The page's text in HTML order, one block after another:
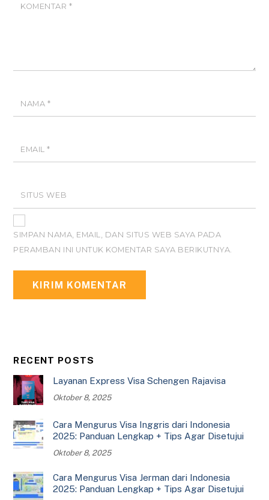
KOMENTAR*
NAMA *
EMAIL*
SITUS WEB
SIMPAN NAMA, EMAIL, DAN SITUS WEB SAYA PADA
PERAMBAN INI UNTUK KOMENTAR SAYA BERIKUTNYA.
RECENT POSTS
Layanan Express Visa Schengen Rajavisa
Oktober 8, 2025
Cara Mengurus Visa Inggris dari Indonesia
2025: Panduan Lengkap + Tips Agar Disetujui
Oktober 8, 2025
Cara Mengurus Visa Jerman dari Indonesia
2025: Panduan Lengkap + Tips Agar Disetujui